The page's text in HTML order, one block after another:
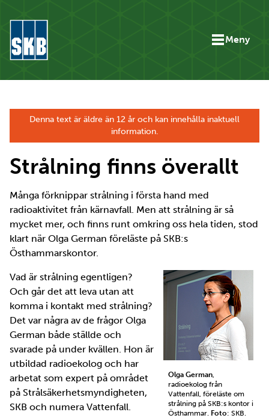
Meny
Denna text är äldre än 12 år och kan innehålla inaktuell
information.
Strålning finns överallt
Många förknippar strålning i första hand med
radioaktivitet från kärnavfall. Men att strålning är så
mycket mer, och finns runt omkring oss hela tiden, stod
klart när Olga German föreläste på SKB:s
Östhammarskontor.
Olga German,
radioekolog från
Vattenfall, föreläste om
strålning på SKB:s kontor i
Östhammar. Foto: SKB.
Vad är strålning egentligen?
Och går det att leva utan att
komma i kontakt med strålning?
Det var några av de frågor Olga
German både ställde och
svarade på under kvällen. Hon är
utbildad radioekolog och har
arbetat som expert på området
på Strålsäkerhetsmyndigheten,
SKB och numera Vattenfall.